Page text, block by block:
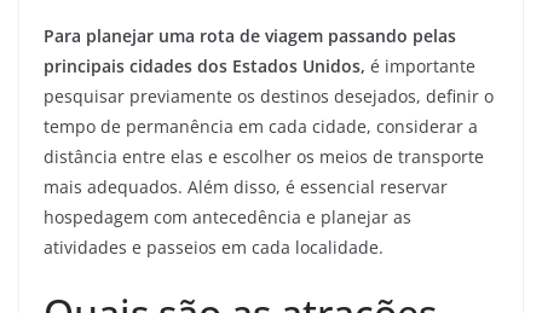
Para planejar uma rota de viagem passando pelas
principais cidades dos Estados Unidos, é importante
pesquisar previamente os destinos desejados, definir o
tempo de permanência em cada cidade, considerar a
distância entre elas e escolher os meios de transporte
mais adequados. Além disso, é essencial reservar
hospedagem com antecedência e planejar as
atividades e passeios em cada localidade.